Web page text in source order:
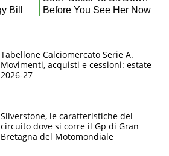
Tabellone Calciomercato Serie A.
Movimenti, acquisti e cessioni: estate
2026-27
Silverstone, le caratteristiche del
circuito dove si corre il Gp di Gran
Bretagna del Motomondiale